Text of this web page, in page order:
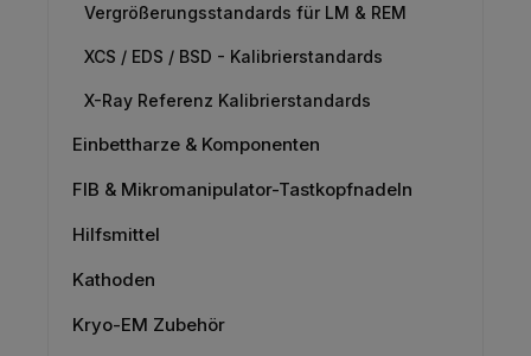
Vergrößerungsstandards für LM & REM
XCS / EDS / BSD - Kalibrierstandards
X-Ray Referenz Kalibrierstandards
Einbettharze & Komponenten
FIB & Mikromanipulator-Tastkopfnadeln
Hilfsmittel
Kathoden
Kryo-EM Zubehör